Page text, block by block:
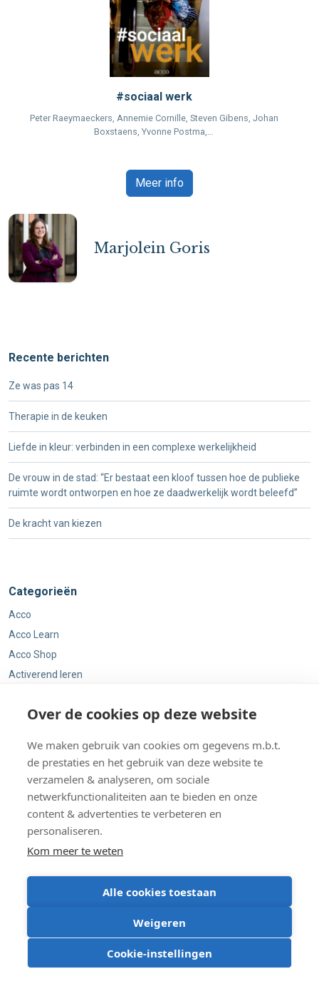
#sociaal werk
Peter Raeymaeckers, Annemie Cornille, Steven Gibens, Johan
Boxstaens, Yvonne Postma,…
Meer info
Marjolein Goris
Recente berichten
Ze was pas 14
Therapie in de keuken
Liefde in kleur: verbinden in een complexe werkelijkheid
De vrouw in de stad: “Er bestaat een kloof tussen hoe de publieke
ruimte wordt ontworpen en hoe ze daadwerkelijk wordt beleefd”
De kracht van kiezen
Categorieën
Acco
Acco Learn
Acco Shop
Activerend leren
Cases Acco Learn for Business
Hoger onderwijs
Pers
Studiemateriaal op maat
Uncategorized
Voor studenten
Over de cookies op deze website
We maken gebruik van cookies om gegevens m.b.t.
de prestaties en het gebruik van deze website te
verzamelen & analyseren, om sociale
netwerkfunctionaliteiten aan te bieden en onze
content & advertenties te verbeteren en
personaliseren.
Kom meer te weten
Alle cookies toestaan
Weigeren
Cookie-instellingen